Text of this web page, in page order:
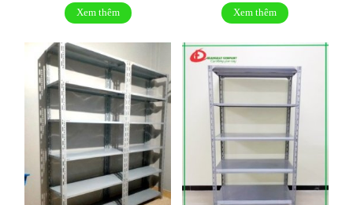
Xem thêm Xem thêm